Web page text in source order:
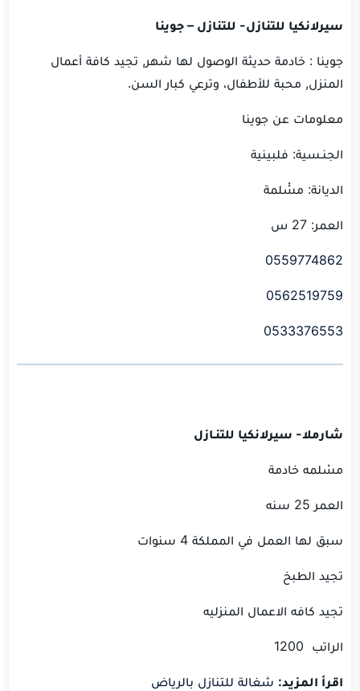
سيرلانكيا للتنازل- للتنازل – جوينا
جوينا : خادمة حديثة الوصول لها شهر, تجيد كافة أعمال
المنزل, محبة للأطفال، وترعي كبار السن.
معلومات عن جوينا
الجنـسية: فلبينية
الديانة: مسْْلمة
العمر: 27 س
0559774862
0562519759
0533376553
شارملا- سيرلانكيا للتنـازل
مسْلمه خادمة
العمر 25 سنه
سبق لها العمل في المملكة 4 سنوات
تجيد الطبخ
تجيد كافه الاعمال المنزليه
الراتب 1200
اقرأ المزيد: شغالة للتنازل بالرياض